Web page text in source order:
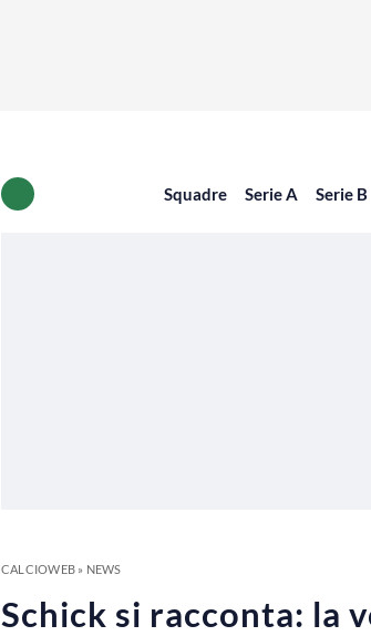
Squadre Serie A Serie B
CALCIOWEB» NEWS
Schick si racconta: la